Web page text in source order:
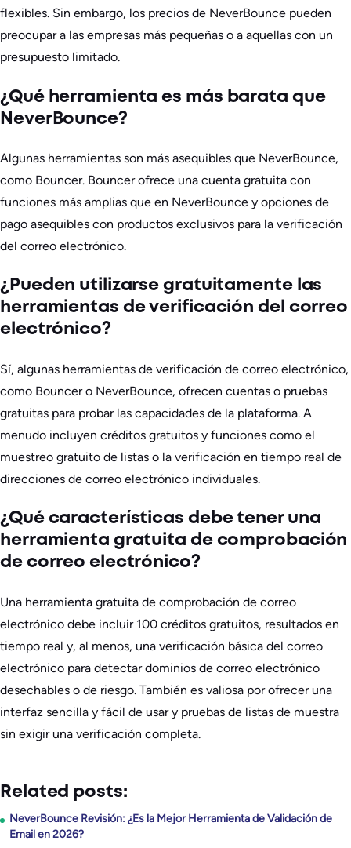
flexibles. Sin embargo, los precios de NeverBounce pueden
preocupar a las empresas más pequeñas o a aquellas con un
presupuesto limitado.
¿Qué herramienta es más barata que
NeverBounce?
Algunas herramientas son más asequibles que NeverBounce,
como Bouncer. Bouncer ofrece una cuenta gratuita con
funciones más amplias que en NeverBounce y opciones de
pago asequibles con productos exclusivos para la verificación
del correo electrónico.
¿Pueden utilizarse gratuitamente las
herramientas de verificación del correo
electrónico?
Sí, algunas herramientas de verificación de correo electrónico,
como Bouncer o NeverBounce, ofrecen cuentas o pruebas
gratuitas para probar las capacidades de la plataforma. A
menudo incluyen créditos gratuitos y funciones como el
muestreo gratuito de listas o la verificación en tiempo real de
direcciones de correo electrónico individuales.
¿Qué características debe tener una
herramienta gratuita de comprobación
de correo electrónico?
Una herramienta gratuita de comprobación de correo
electrónico debe incluir 100 créditos gratuitos, resultados en
tiempo real y, al menos, una verificación básica del correo
electrónico para detectar dominios de correo electrónico
desechables o de riesgo. También es valiosa por ofrecer una
interfaz sencilla y fácil de usar y pruebas de listas de muestra
sin exigir una verificación completa.
Related posts:
NeverBounce Revisión: ¿Es la Mejor Herramienta de Validación de
Email en 2026?